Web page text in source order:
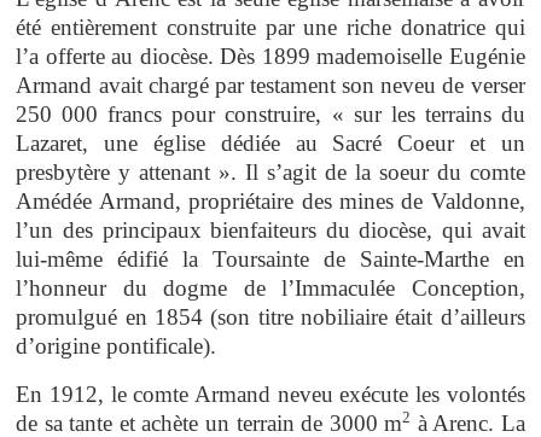
été entièrement construite par une riche donatrice qui
l’a offerte au diocèse. Dès 1899 mademoiselle Eugénie
Armand avait chargé par testament son neveu de verser
250 000 francs pour construire, « sur les terrains du
Lazaret, une église dédiée au Sacré Coeur et un
presbytère y attenant ». Il s’agit de la soeur du comte
Amédée Armand, propriétaire des mines de Valdonne,
l’un des principaux bienfaiteurs du diocèse, qui avait
lui-même édifié la Toursainte de Sainte-Marthe en
l’honneur du dogme de l’Immaculée Conception,
promulgué en 1854 (son titre nobiliaire était d’ailleurs
d’origine pontificale).
En 1912, le comte Armand neveu exécute les volontés
de sa tante et achète un terrain de 3000 m2 à Arenc. La